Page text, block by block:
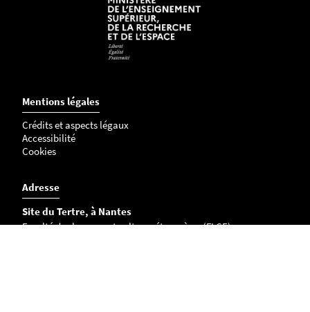
Mentions légales
Crédits et aspects légaux
Accessibilité
Cookies
Adresse
Site du Tertre, à Nantes
Faculté des langues et cultures étrangères (FLCE)